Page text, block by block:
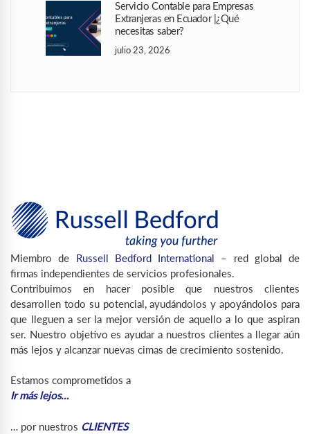
Servicio Contable para Empresas
Extranjeras en Ecuador |¿Qué
necesitas saber?
julio 23, 2026
Miembro de Russell Bedford International – red global de
firmas independientes de servicios profesionales.
Contribuimos en hacer posible que nuestros clientes
desarrollen todo su potencial, ayudándolos y apoyándolos para
que lleguen a ser la mejor versión de aquello a lo que aspiran
ser. Nuestro objetivo es ayudar a nuestros clientes a llegar aún
más lejos y alcanzar nuevas cimas de crecimiento sostenido.
Estamos comprometidos a
Ir más lejos…
… por nuestros CLIENTES